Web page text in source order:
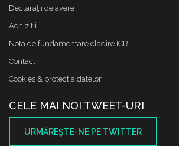
Declaraţii de avere
Achizitii
Nota de fundamentare cladire ICR
Contact
Cookies & protectia datelor
CELE MAI NOI TWEET-URI
URMĂREŞTE-NE PE TWITTER